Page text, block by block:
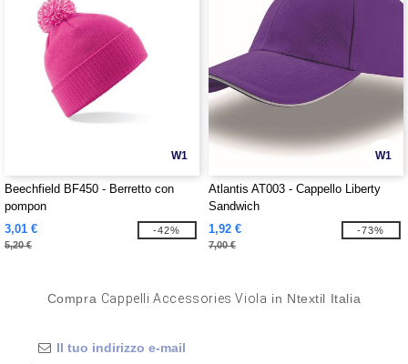
W1
Beechfield BF450 - Berretto con
pompon
3,01 €
5,20 €
-42%
W1
Atlantis AT003 - Cappello Liberty
Sandwich
1,92 €
7,00 €
-73%
Compra Cappelli Accessories Viola in Ntextil Italia